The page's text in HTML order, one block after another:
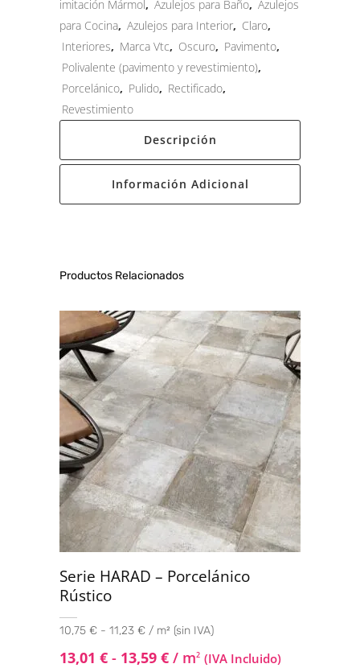
imitación Mármol , Azulejos para Baño, Azulejos
para Cocina, Azulejos para Interior, Claro,
Interiores, Marca Vtc, Oscuro, Pavimento,
Polivalente (pavimento y revestimiento),
Porcelánico, Pulido, Rectificado,
Revestimiento
Descripción
Información Adicional
Productos Relacionados
Serie HARAD – Porcelánico
Rústico
10,75 € - 11,23 € / m² (sin IVA)
13,01 € - 13,59 € / m2 (IVA Incluido)